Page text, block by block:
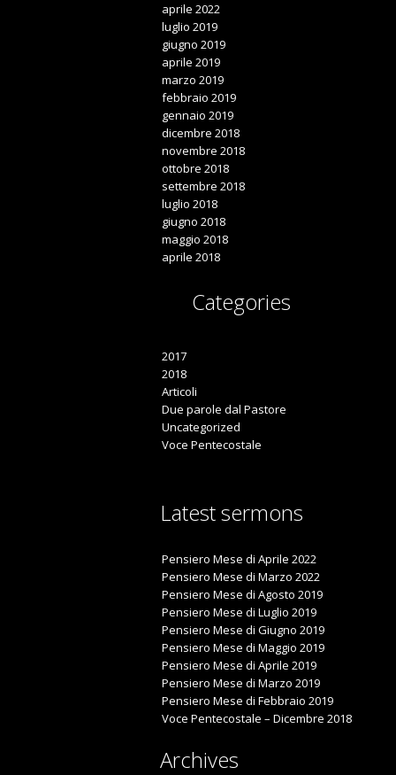
aprile 2022
luglio 2019
giugno 2019
aprile 2019
marzo 2019
febbraio 2019
gennaio 2019
dicembre 2018
novembre 2018
ottobre 2018
settembre 2018
luglio 2018
giugno 2018
maggio 2018
aprile 2018
Categories
2017
2018
Articoli
Due parole dal Pastore
Uncategorized
Voce Pentecostale
Latest sermons
Pensiero Mese di Aprile 2022
Pensiero Mese di Marzo 2022
Pensiero Mese di Agosto 2019
Pensiero Mese di Luglio 2019
Pensiero Mese di Giugno 2019
Pensiero Mese di Maggio 2019
Pensiero Mese di Aprile 2019
Pensiero Mese di Marzo 2019
Pensiero Mese di Febbraio 2019
Voce Pentecostale – Dicembre 2018
Archives